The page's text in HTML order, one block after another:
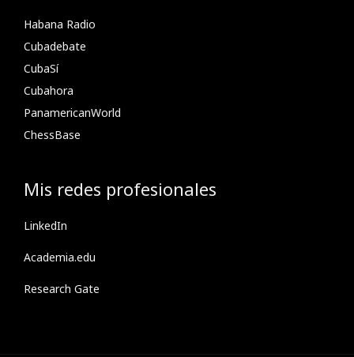
Habana Radio
Cubadebate
CubaSí
Cubahora
PanamericanWorld
ChessBase
Mis redes profesionales
LinkedIn
Academia.edu
Research Gate